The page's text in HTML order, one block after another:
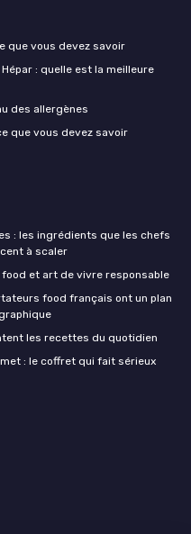
que vous devez savoir
: quelle est la meilleure
des allergènes
que vous devez savoir
: les ingrédients que les chefs
à scaler
et art de vivre responsable
food français ont un plan
les recettes du quotidien
: le coffret qui fait sérieux